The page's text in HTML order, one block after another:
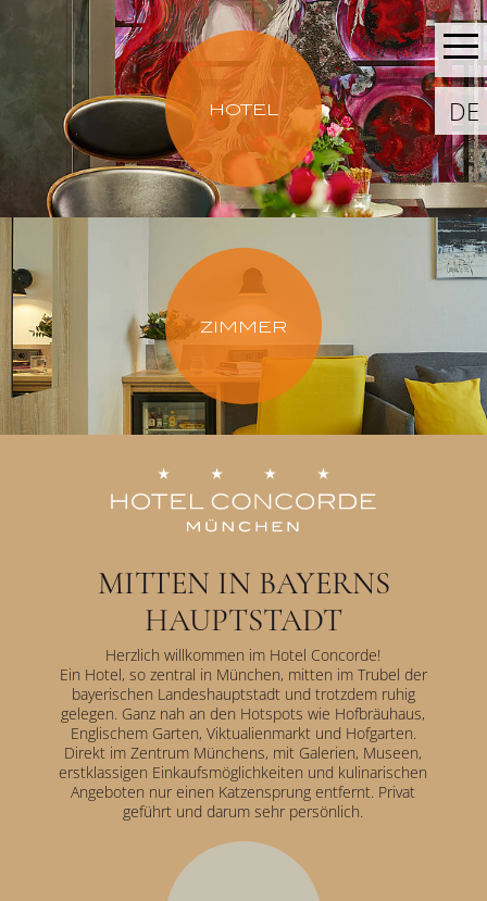
DE
HOTEL
ZIMMER
MITTEN IN BAYERNS
HAUPTSTADT
Herzlich willkommen im Hotel Concorde!
Ein Hotel, so zentral in München, mitten im Trubel der
bayerischen Landeshauptstadt und trotzdem ruhig
gelegen. Ganz nah an den Hotspots wie Hofbräuhaus,
Englischem Garten, Viktualienmarkt und Hofgarten.
Direkt im Zentrum Münchens, mit Galerien, Museen,
erstklassigen Einkaufsmöglichkeiten und kulinarischen
Angeboten nur einen Katzensprung entfernt. Privat
geführt und darum sehr persönlich.